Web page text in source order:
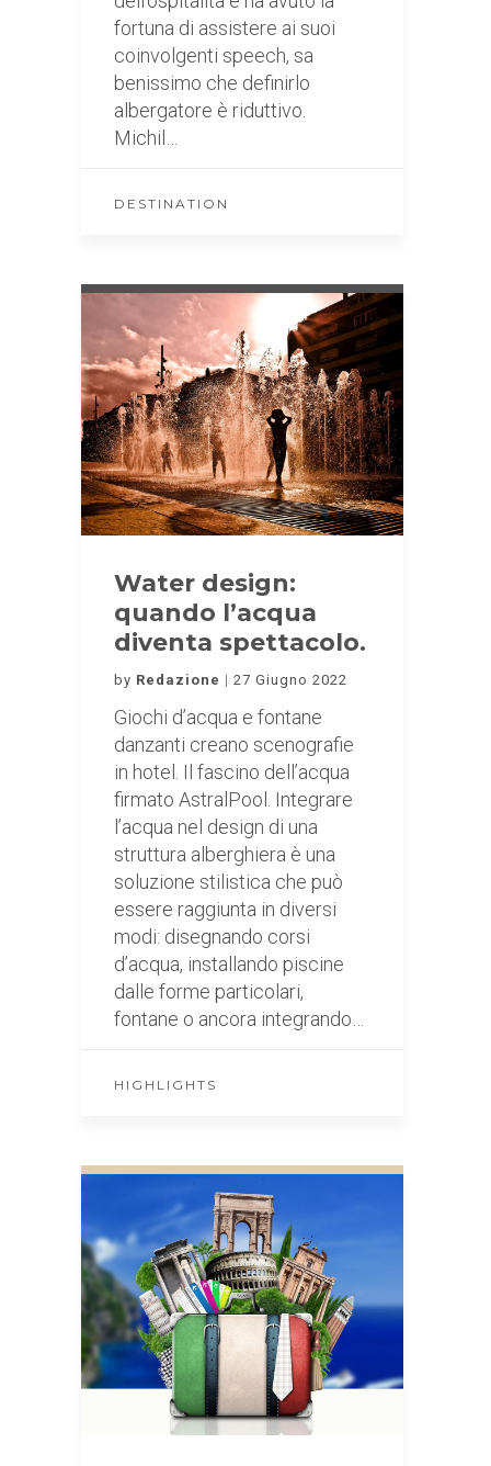
fortuna di assistere ai suoi
coinvolgenti speech, sa
benissimo che definirlo
albergatore è riduttivo.
Michil…
DESTINATION
Water design:
quando l’acqua
diventa spettacolo.
by Redazione 27 Giugno 2022
Giochi d’acqua e fontane
danzanti creano scenografie
in hotel. Il fascino dell’acqua
firmato AstralPool. Integrare
l’acqua nel design di una
struttura alberghiera è una
soluzione stilistica che può
essere raggiunta in diversi
modi: disegnando corsi
d’acqua, installando piscine
dalle forme particolari,
fontane o ancora integrando…
HIGHLIGHTS